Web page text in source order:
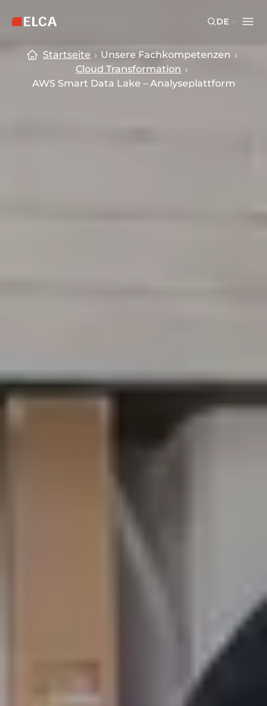
ELCA Logo — zurück zur Startseite
DE
Startseite
Unsere Fachkompetenzen
Cloud Transformation
AWS Smart Data Lake – Analyseplattform